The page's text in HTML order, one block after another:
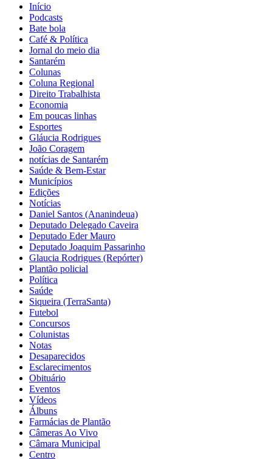
Início
Podcasts
Bate bola
Café & Política
Jornal do meio dia
Santarém
Colunas
Coluna Regional
Direito Trabalhista
Economia
Em poucas linhas
Esportes
Gláucia Rodrigues
João Coragem
notícias de Santarém
Saúde & Bem-Estar
Municípios
Edições
Notícias
Daniel Santos (Ananindeua)
Deputado Delegado Caveira
Deputado Eder Mauro
Deputado Joaquim Passarinho
Glaucia Rodrigues (Repórter)
Plantão policial
Política
Saúde
Siqueira (TerraSanta)
Futebol
Concursos
Colunistas
Notas
Desaparecidos
Esclarecimentos
Obituário
Eventos
Vídeos
Álbuns
Farmácias de Plantão
Câmeras Ao Vivo
Câmara Municipal
Centro